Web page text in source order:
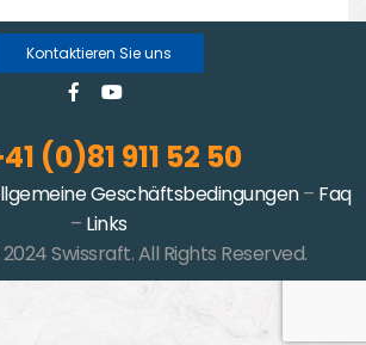
Kontaktieren Sie uns
(0)81 911 52 50
Geschäftsbedingungen– Faq
– Links
Swissraft. All Rights Reserved.